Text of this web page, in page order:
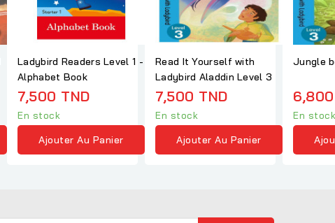
Ladybird Readers Level 1 -
Alphabet Book
7,500 TND
En stock
Ajouter Au Panier
Read It Yourself with
Ladybird Aladdin Level 3
7,500 TND
En stock
Ajouter Au Panier
Jungle
En stock